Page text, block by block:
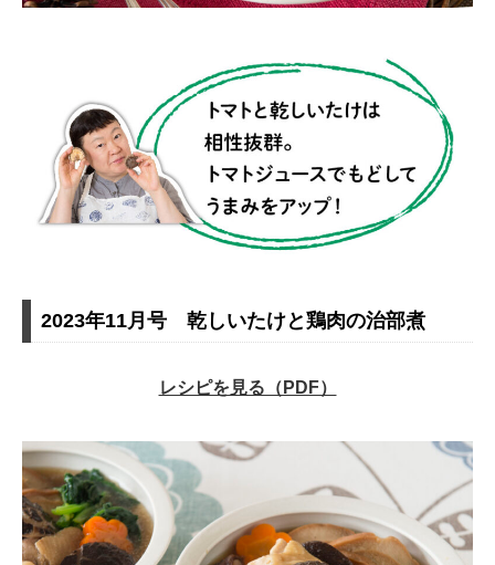
2023年11月号 乾しいたけと鶏肉の治部煮
レシピを見る（PDF）